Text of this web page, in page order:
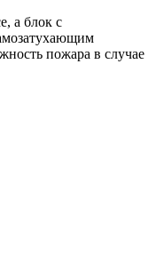
а блок с
пожара в случае